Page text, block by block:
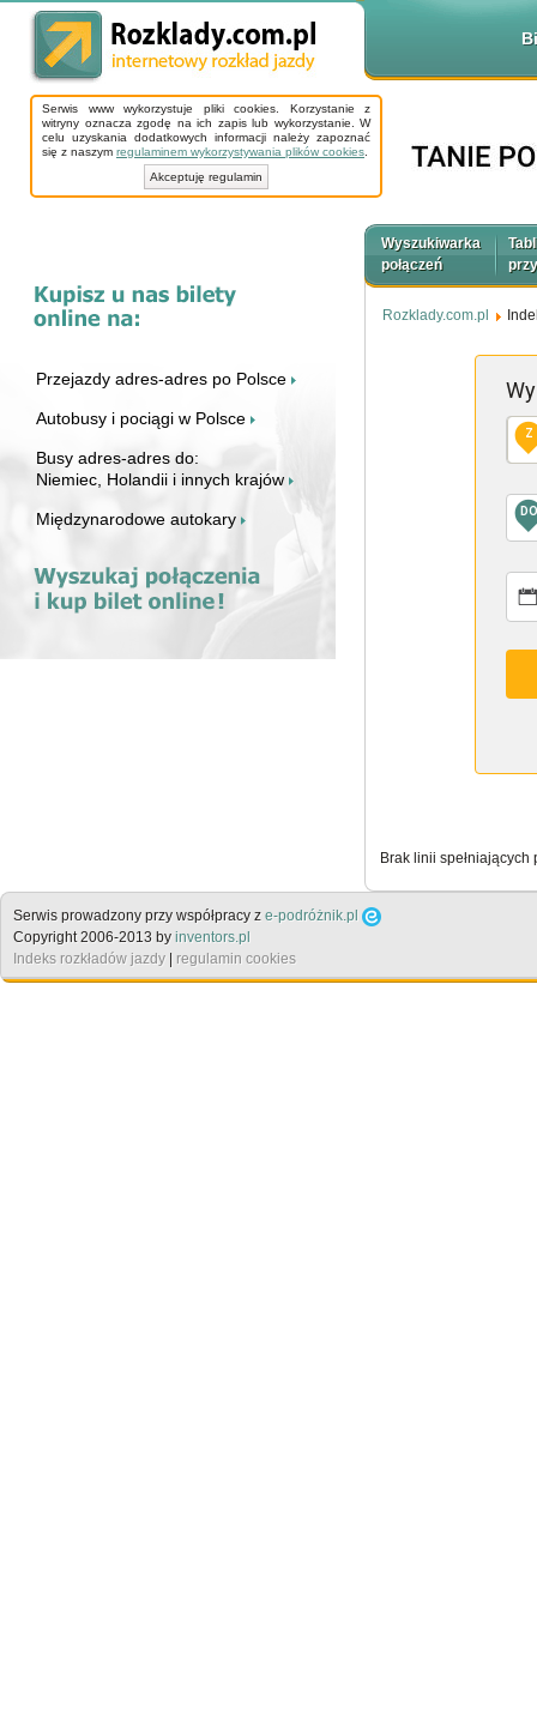
Serwis www wykorzystuje pliki cookies. Korzystanie z
witryny oznacza zgodę na ich zapis lub wykorzystanie. W
celu uzyskania dodatkowych informacji należy zapoznać
się z naszym regulaminem wykorzystywania plików cookies
Akceptuję regulamin
Przejazdy adres-adres po Polsce
Autobusy i pociągi w Polsce
Busy adres-adres do:
Niemiec, Holandii i innych krajów
Międzynarodowe autokary
Wyszukiwarka
połączeń
Rozklady.com.pl
Z
DO
Brak linii spełniających
Serwis prowadzony przy współpracy z e-podróżnik.pl
Copyright 2006-2013 by inventors.pl
Indeks rozkładów jazdy
regulamin cookies